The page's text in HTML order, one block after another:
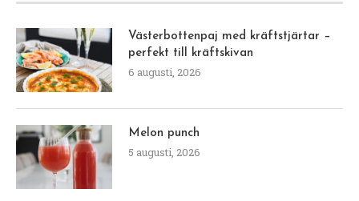
Västerbottenpaj med kräftstjärtar –
perfekt till kräftskivan
6 augusti, 2026
Melon punch
5 augusti, 2026